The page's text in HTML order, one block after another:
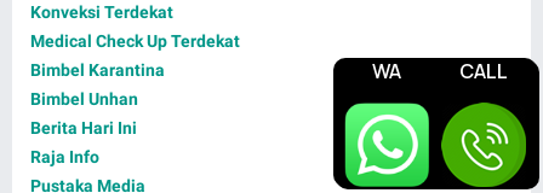
WA CALL
Konveksi Terdekat
Medical Check Up Terdekat
Bimbel Karantina
Bimbel Unhan
Berita Hari Ini
Raja Info
Pustaka Media